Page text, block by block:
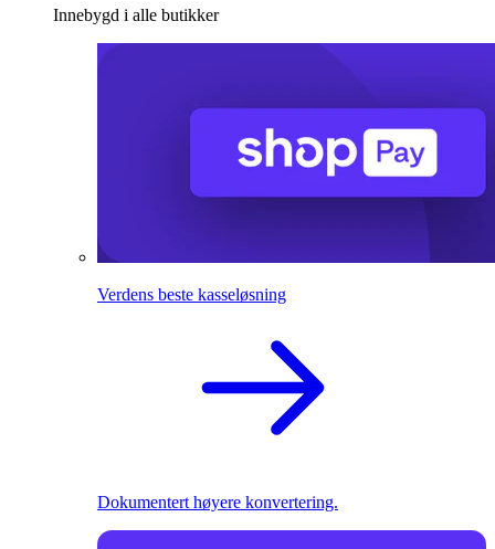
Innebygd i alle butikker
Verdens beste kasseløsning
Dokumentert høyere konvertering.